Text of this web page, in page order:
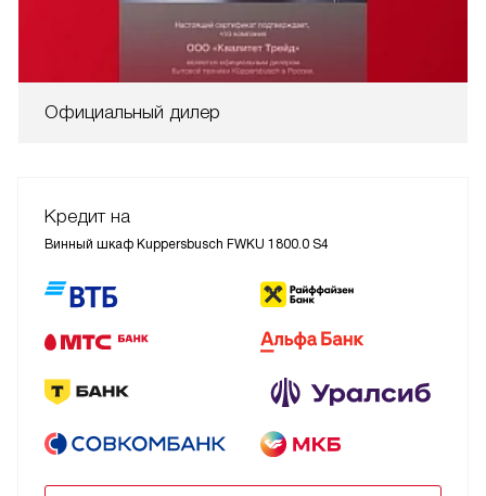
Официальный дилер
Кредит на
Винный шкаф Kuppersbusch FWKU 1800.0 S4